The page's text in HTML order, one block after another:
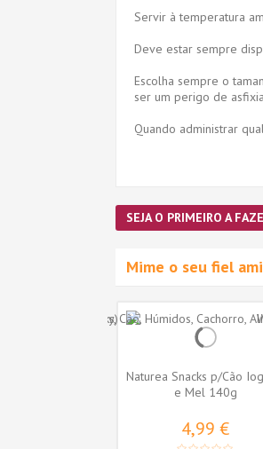
Servir à temperatura
Deve estar sempre
Escolha sempre o
ser um perigo de
Quando administrar
SEJA O PRIMEIRO A
Mime o seu fiel
Naturea Snacks p/Cão
e Mel 140g
4,99 €